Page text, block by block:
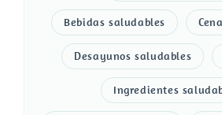
Bebidas saludables
Desayunos saludables
Ingredientes